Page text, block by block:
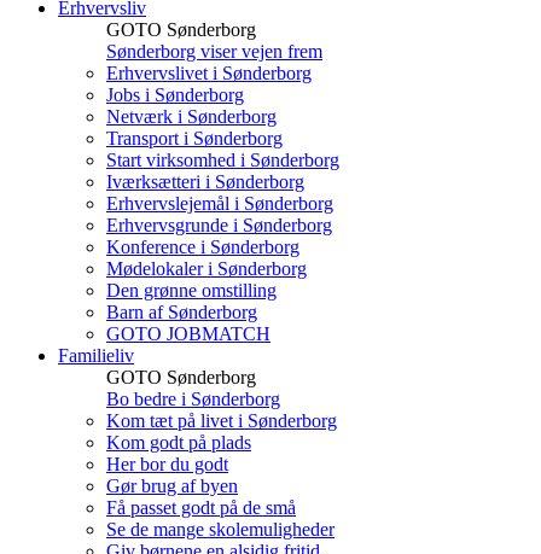
Erhvervsliv
GOTO Sønderborg
Sønderborg viser vejen frem
Erhvervslivet i Sønderborg
Jobs i Sønderborg
Netværk i Sønderborg
Transport i Sønderborg
Start virksomhed i Sønderborg
Iværksætteri i Sønderborg
Erhvervslejemål i Sønderborg
Erhvervsgrunde i Sønderborg
Konference i Sønderborg
Mødelokaler i Sønderborg
Den grønne omstilling
Barn af Sønderborg
GOTO JOBMATCH
Familieliv
GOTO Sønderborg
Bo bedre i Sønderborg
Kom tæt på livet i Sønderborg
Kom godt på plads
Her bor du godt
Gør brug af byen
Få passet godt på de små
Se de mange skolemuligheder